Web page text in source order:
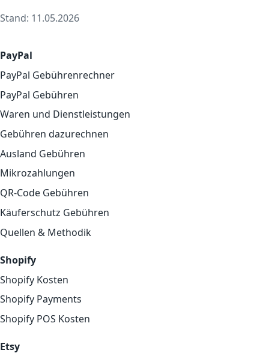
Stand: 11.05.2026
PayPal
PayPal Gebührenrechner
PayPal Gebühren
Waren und Dienstleistungen
Gebühren dazurechnen
Ausland Gebühren
Mikrozahlungen
QR-Code Gebühren
Käuferschutz Gebühren
Quellen & Methodik
Shopify
Shopify Kosten
Shopify Payments
Shopify POS Kosten
Etsy